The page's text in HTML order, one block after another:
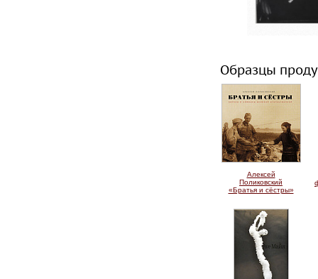
Образцы
Алексей
Поликовский
«Братья и сёстры»